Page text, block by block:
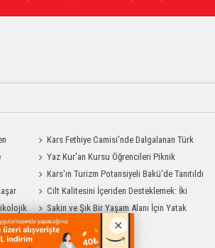
Kars Fethiye Camisi'nde Dalgalanan Türk
Bayrağı Görenlerin Beğenisini Topladı
Yaz Kur'an Kursu Öğrencileri Piknik
Coşkusu Yaşadı
Kars'ın Turizm Potansiyeli Bakü'de Tanıtıldı
Cilt Kalitesini İçeriden Desteklemek: İki
Enjeksiyon Uygulamasının Karşılaştırması
Sakin ve Şık Bir Yaşam Alanı İçin Yatak
Odası Modelleri Savenis.com’da!